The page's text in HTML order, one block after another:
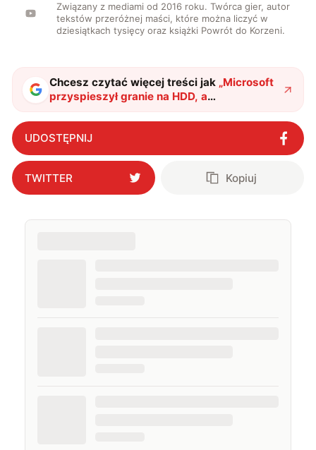
Związany z mediami od 2016 roku. Twórca gier, autor
tekstów przeróżnej maści, które można liczyć w
dziesiątkach tysięcy oraz książki Powrót do Korzeni.
Chcesz czytać więcej treści jak „Microsoft
przyspieszył granie na HDD, a
odpowiednich gier jak nie było, tak nie ma"?
UDOSTĘPNIJ
TWITTER Kopiuj